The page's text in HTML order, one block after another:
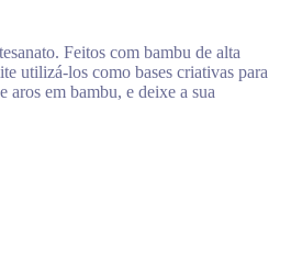
Feitos com bambu de alta
utilizá-los como bases criativas para
aros em bambu, e deixe a sua